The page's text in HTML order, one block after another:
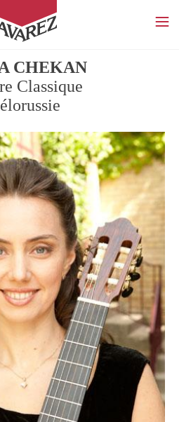
CHEKAN
Classique